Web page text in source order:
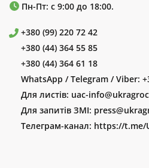
Пн-Пт: с 9:00 до 18:00.
+380 (99) 220 72 42
+380 (44) 364 55 85
+380 (44) 364 61 18
WhatsApp / Telegram / Viber:
Для листів: uac-
Для запитів ЗМІ:
Телеграм-канал: https://t.me/